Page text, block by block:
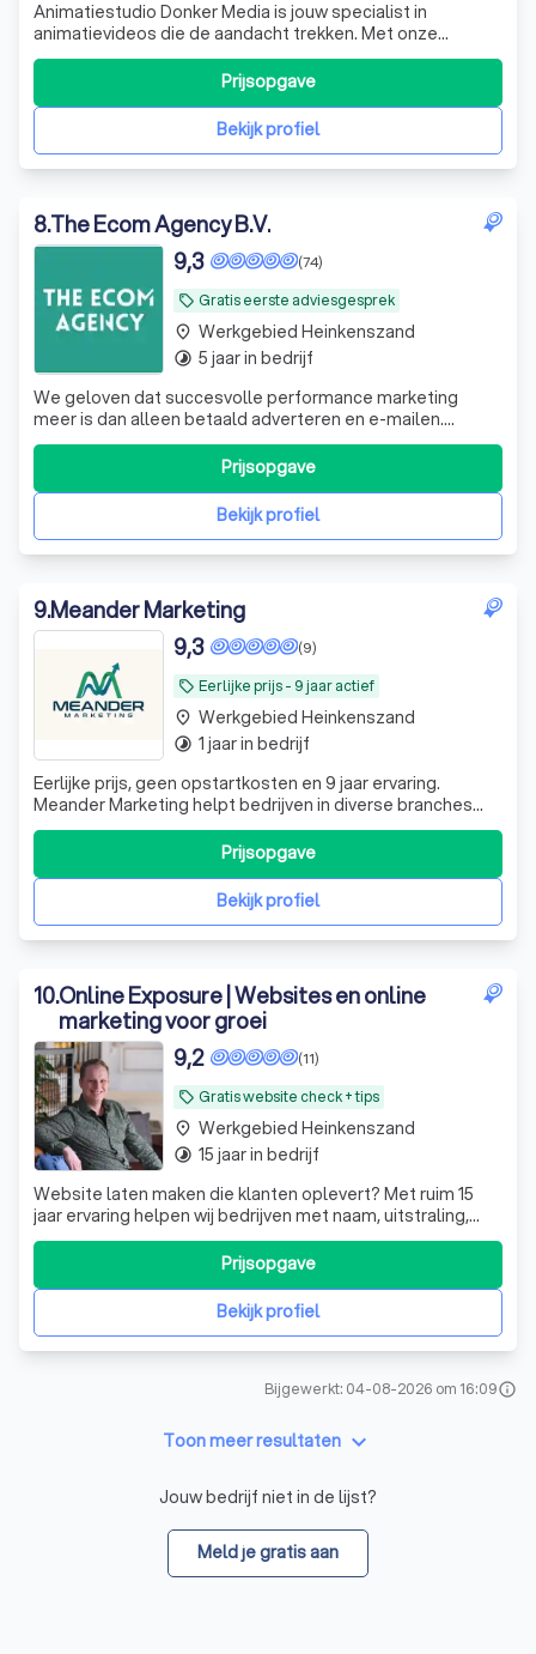
Animatiestudio Donker Media is jouw specialist in
animatievideos die de aandacht trekken. Met onze
animatie studio in Eindhoven verrassen we met creatieve
concepten die precies vertellen wat jij wilt overbrengen.
Dat doen we met een klein team van ervaren experts
vanuit Eindhoven, voor opdrachtgever
Bekijk profiel
Prijsopgave
8.The Ecom Agency B.V.
local_offer Gratis eerste adviesgesprek
(74)
9,3
We geloven dat succesvolle performance marketing
meer is dan alleen betaald adverteren en e-mailen.
Daarom gaan we verder: we zijn niet alleen uitvoerders,
maar adviseurs die meedenken met alle facetten van je
bedrijf. Met onze Beyond Paid Advertising methode
helpen wij ambitieuze bedrijven groeien
Bekijk profiel
Prijsopgave
place Werkgebied Heinkenszand
timelapse 5 jaar in bedrijf
9.Meander Marketing
local_offer Eerlijke prijs - 9 jaar actief
(9)
9,3
Eerlijke prijs, geen opstartkosten en 9 jaar ervaring.
Meander Marketing helpt bedrijven in diverse branches
met marketing via SEO en SEA (Google & Bing Ads) voor
meer zichtbaarheid en klanten.
Bekijk profiel
Prijsopgave
place Werkgebied Heinkenszand
timelapse 1 jaar in bedrijf
10.Online Exposure | Websites en online
marketing voor groei
local_offer Gratis website check + tips
(11)
9,2
Website laten maken die klanten oplevert? Met ruim 15
jaar ervaring helpen wij bedrijven met naam, uitstraling,
website, webshop en online marketing. Alles gericht op
meer bezoekers en aanvragen.
Bekijk profiel
Prijsopgave
place Werkgebied Heinkenszand
timelapse 15 jaar in bedrijf
Bijgewerkt: 04-08-2026 om 16:09info
Toon meer resultaten keyboard_arrow_down
Jouw bedrijf niet in de lijst?
Meld je gratis aan